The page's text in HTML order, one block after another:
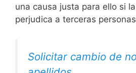
una causa justa para ello si
perjudica a terceras
Solicitar cambio de